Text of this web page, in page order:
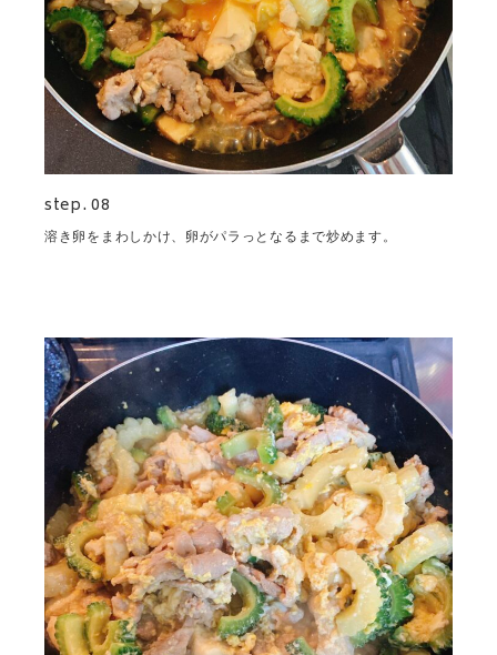
step. 08
溶き卵をまわしかけ、卵がパラっとなるまで炒めます。